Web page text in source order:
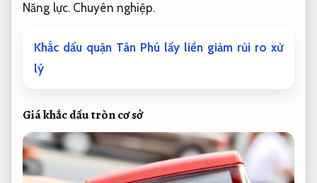
Năng lực. Chuyên nghiệp.
Khắc dấu quận Tân Phú lấy liền giảm rủi ro xử
lý
Giá khắc dấu tròn cơ sở